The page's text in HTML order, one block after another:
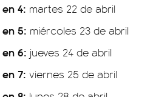
4: martes 22 de abril
5: miércoles 23 de abril
6: jueves 24 de abril
7: viernes 25 de abril